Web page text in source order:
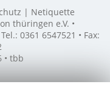
Netiquette
thüringen e.V. •
0361 6547521 • Fax:
• tbb